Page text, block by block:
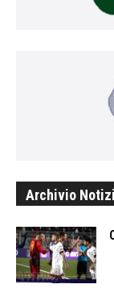
Archivio